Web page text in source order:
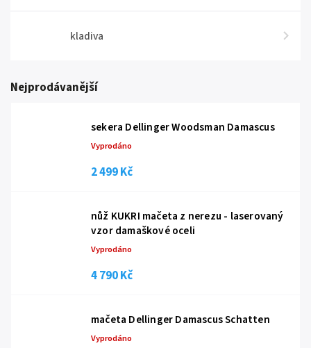
kladiva
Nejprodávanější
sekera Dellinger Woodsman Damascus
Vyprodáno
2 499 Kč
nůž KUKRI mačeta z nerezu - laserovaný
vzor damaškové oceli
Vyprodáno
4 790 Kč
mačeta Dellinger Damascus Schatten
Vyprodáno